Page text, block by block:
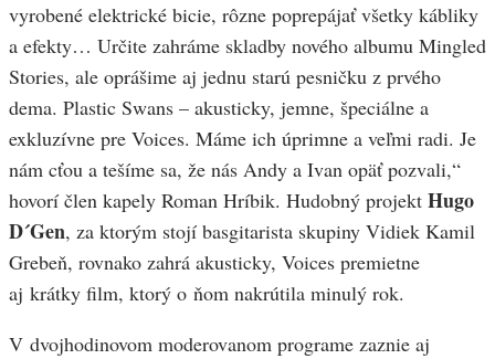
vyrobené elektrické bicie, rôzne poprepájať všetky kábliky
a efekty… Určite zahráme skladby nového albumu Mingled
Stories, ale oprášime aj jednu starú pesničku z prvého
dema. Plastic Swans – akusticky, jemne, špeciálne a
exkluzívne pre Voices. Máme ich úprimne a veľmi radi. Je
nám cťou a tešíme sa, že nás Andy a Ivan opäť pozvali,“
hovorí člen kapely Roman Hríbik. Hudobný projekt Hugo
D´Gen, za ktorým stojí basgitarista skupiny Vidiek Kamil
Grebeň, rovnako zahrá akusticky, Voices premietne
aj krátky film, ktorý o ňom nakrútila minulý rok.
V dvojhodinovom moderovanom programe zaznie aj